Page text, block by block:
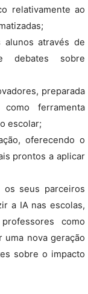
relativamente ao
através de
debates sobre
preparada
ferramenta
escolar;
oferecendo o
prontos a aplicar
os seus parceiros
a IA nas escolas,
como
uma nova geração
sobre o impacto